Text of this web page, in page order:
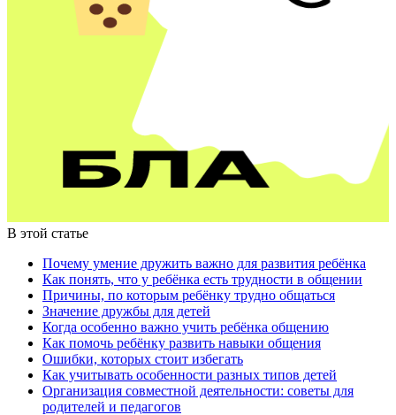
В этой статье
Почему умение дружить важно для развития ребёнка
Как понять, что у ребёнка есть трудности в общении
Причины, по которым ребёнку трудно общаться
Значение дружбы для детей
Когда особенно важно учить ребёнка общению
Как помочь ребёнку развить навыки общения
Ошибки, которых стоит избегать
Как учитывать особенности разных типов детей
Организация совместной деятельности: советы для
родителей и педагогов